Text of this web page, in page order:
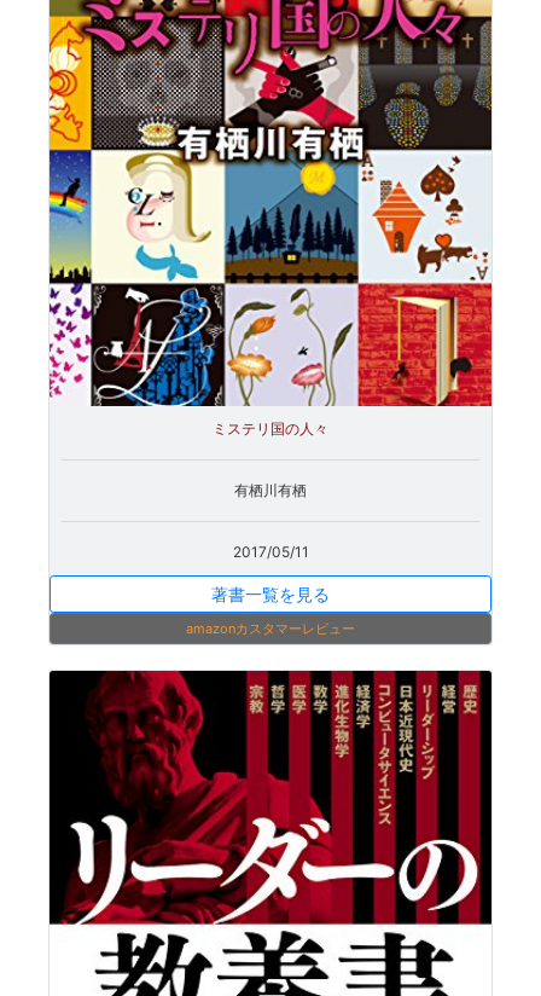
ミステリ国の人々
有栖川有栖
2017/05/11
著書一覧を見る
amazonカスタマーレビュー